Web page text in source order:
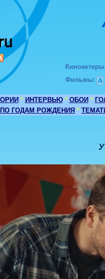
Киноактеры
Фильмы: А
* ИНТЕРВЬЮ * ОБОИ *
ГОДАМ РОЖДЕНИЯ *